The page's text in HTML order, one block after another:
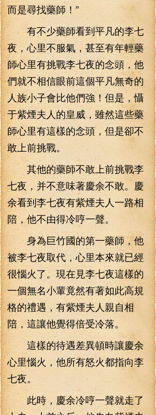
而是尋找藥師！”
有不少藥師看到平凡的李七
夜，心里不服氣，甚至有年輕藥
師心里有挑戰李七夜的念頭，他
們就不相信眼前這個平凡無奇的
人族小子會比他們強！但是，懾
于紫煙夫人的皇威，雖然這些藥
師心里有這樣的念頭，但是卻不
敢上前挑戰。
其他的藥師不敢上前挑戰李
七夜，并不意味著慶余不敢。慶
余看到李七夜有紫煙夫人一路相
陪，他不由得冷哼一聲。
身為巨竹國的第一藥師，他
被李七夜取代，心里本來就已經
很惱火了。現在見李七夜這樣的
一個無名小輩竟然有著如此高規
格的禮遇，有紫煙夫人親自相
陪，這讓他覺得倍受冷落。
這樣的待遇差異頓時讓慶余
心里惱火，他所有怒火都指向李
七夜。
此時，慶余冷哼一聲就走了